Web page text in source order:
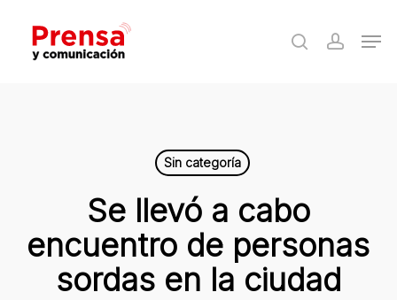
main
search
Sin categoría
Se llevó a cabo
encuentro de personas
sordas en la ciudad